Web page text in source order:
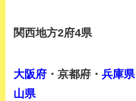
関西地方2府4県
大阪府 ・京都府・兵庫県
山県